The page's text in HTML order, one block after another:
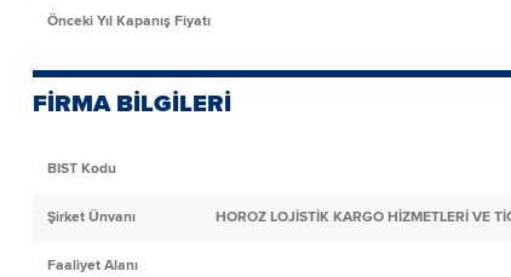
Önceki Yıl Kapanış Fiyatı
FİRMA BİLGİLERİ
BIST Kodu
Şirket Ünvanı HOROZ LOJİSTİK KARGO HİZMETLERİ VE
Faaliyet Alanı